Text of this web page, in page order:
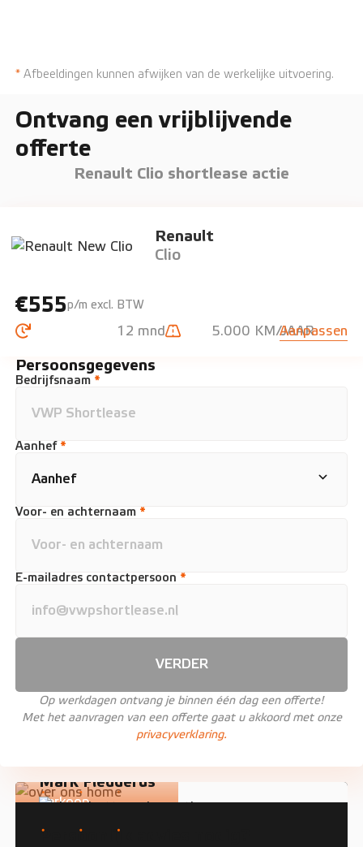
* Afbeeldingen kunnen afwijken van de werkelijke uitvoering.
Ontvang een vrijblijvende
offerte
Renault Clio shortlease actie
Renault
Clio
€555p/m excl. BTW
12 mnd 5.000 KM/JAARAanpassen
Persoonsgegevens
Bedrijfsnaam *
Aanhef *
Voor- en achternaam *
E-mailadres contactpersoon *
VERDER
Op werkdagen ontvang je binnen één dag een offerte!
Met het aanvragen van een offerte gaat u akkoord met onze
privacyverklaring.
Mark Fledderus
Verkoop
Persoonlijk advies nodig?